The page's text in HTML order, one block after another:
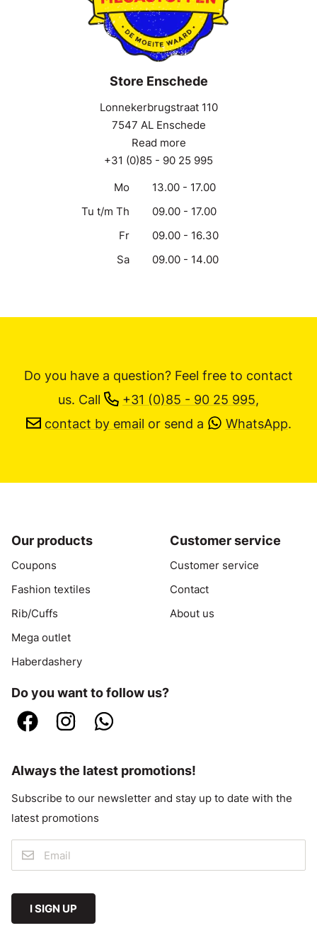
Store Enschede
Lonnekerbrugstraat 110
7547 AL Enschede
Read more
+31 (0)85 - 90 25 995
Mo
13.00 - 17.00
Tu t/m Th
09.00 - 17.00
Fr
09.00 - 16.30
Sa
09.00 - 14.00
Do you have a question? Feel free to contact
us. Call +31 (0)85 - 90 25 995,
contact by email or send a WhatsApp.
Our products
Coupons
Fashion textiles
Rib/Cuffs
Mega outlet
Haberdashery
Customer service
Customer service
Contact
About us
Do you want to follow us?
Always the latest promotions!
Subscribe to our newsletter and stay up to date with the
latest promotions
I SIGN UP